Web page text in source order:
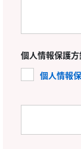
個人情報保護
個人情報